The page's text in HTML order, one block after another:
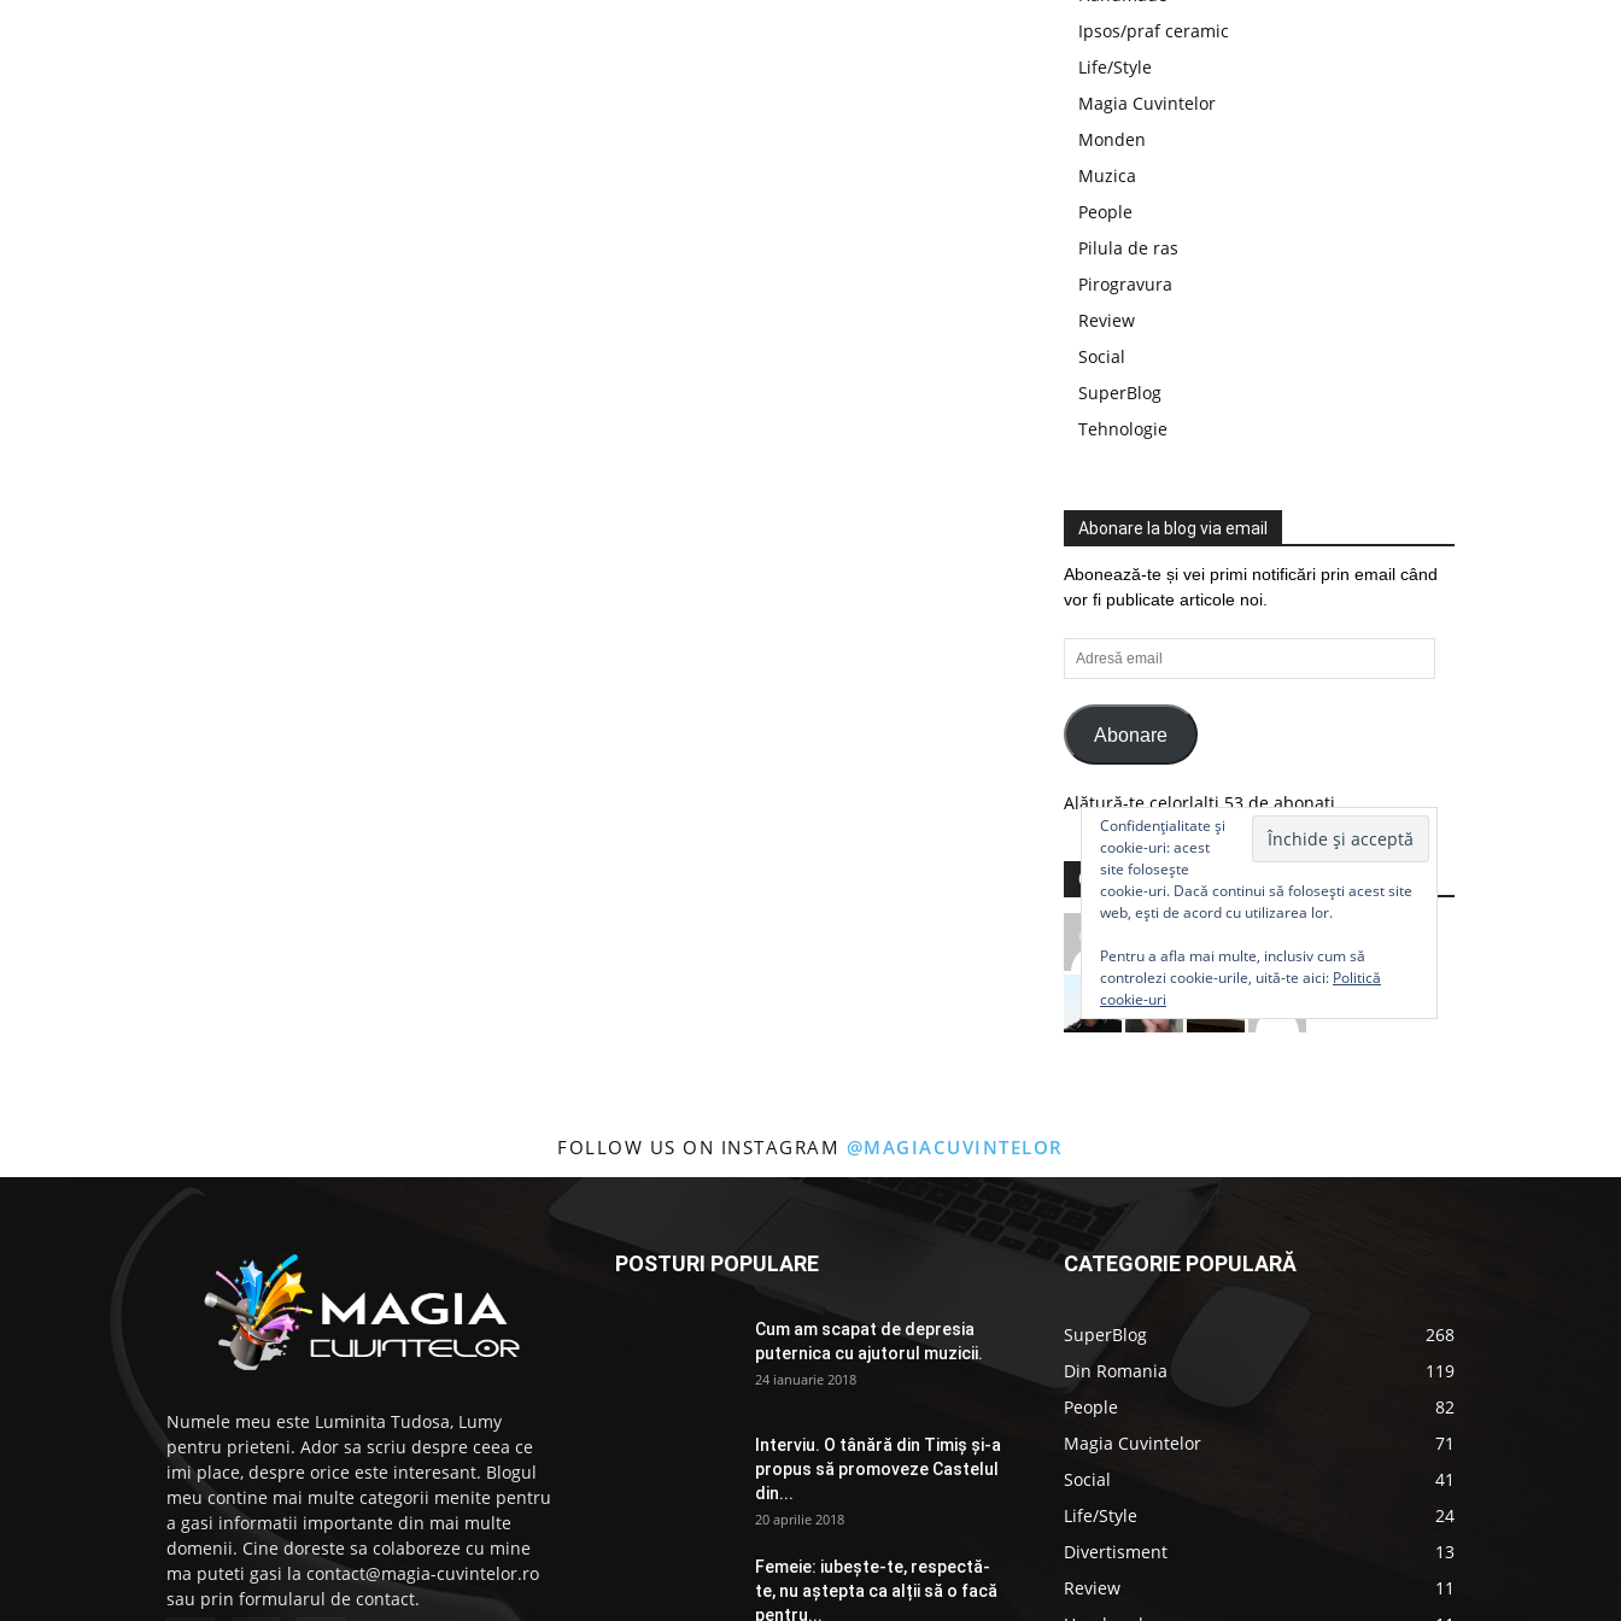
Ipsos/praf ceramic
Life/Style
Magia Cuvintelor
Monden
Muzica
People
Pilula de ras
Pirogravura
Review
Social
SuperBlog
Tehnologie
Abonare la blog via email
Abonează-te și vei primi notificări prin email când
vor fi publicate articole noi.
Adresă
email
Abonare
Alătură-te celorlalți 53 de abonați.
Comunitate
Confidențialitate și
cookie-uri: acest
site folosește
cookie-uri. Dacă continui să folosești acest site
web, ești de acord cu utilizarea lor.
Pentru a afla mai multe, inclusiv cum să
controlezi cookie-urile, uită-te aici: Politică
cookie-uri
FOLLOW US ON INSTAGRAM @MAGIACUVINTELOR
Numele meu este Luminita Tudosa, Lumy
pentru prieteni. Ador sa scriu despre ceea ce
imi place, despre orice este interesant. Blogul
meu contine mai multe categorii menite pentru
a gasi informatii importante din mai multe
domenii. Cine doreste sa colaboreze cu mine
ma puteti gasi la contact@magia-cuvintelor.ro
sau prin formularul de contact.
POSTURI POPULARE
Cum am scapat de depresia
puternica cu ajutorul muzicii.
24 ianuarie 2018
Interviu. O tânără din Timiș și-a
propus să promoveze Castelul
din...
20 aprilie 2018
Femeie: iubește-te, respectă-
te, nu aștepta ca alții să o facă
pentru...
CATEGORIE POPULARĂ
SuperBlog
268
Din Romania
119
People
82
Magia Cuvintelor
71
Social
41
Life/Style
24
Divertisment
13
Review
11